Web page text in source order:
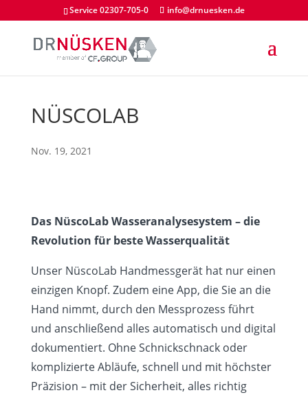
Service 02307-705-0 info@drnuesken.de
NÜSCOLAB
Nov. 19, 2021
Das NüscoLab Wasseranalysesystem – die
Revolution für beste Wasserqualität
Unser NüscoLab Handmessgerät hat nur einen
einzigen Knopf. Zudem eine App, die Sie an die
Hand nimmt, durch den Messprozess führt
und anschließend alles automatisch und digital
dokumentiert. Ohne Schnickschnack oder
komplizierte Abläufe, schnell und mit höchster
Präzision – mit der Sicherheit, alles richtig